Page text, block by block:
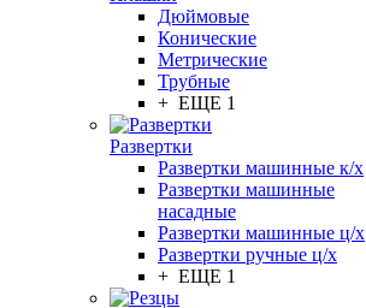
Дюймовые
Конические
Метрические
Трубные
+ ЕЩЕ 1
Развертки
Развертки машинные к/х
Развертки машинные
насадные
Развертки машинные ц/х
Развертки ручные ц/х
+ ЕЩЕ 1